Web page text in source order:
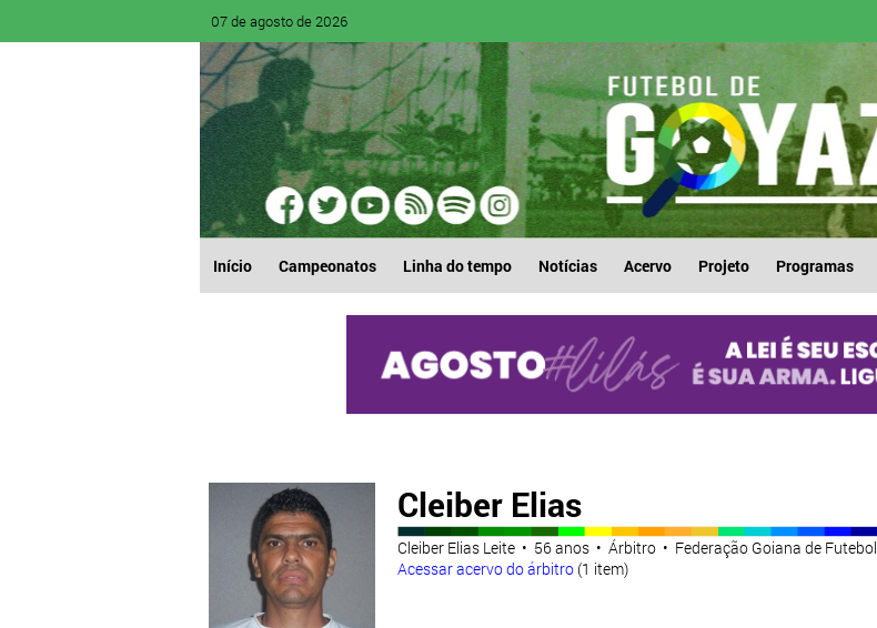
07 de agosto de 2026
Início Campeonatos Linha do tempo Notícias Acervo Projeto Programas
Cleiber Elias
Cleiber Elias Leite • 56 anos • Árbitro • Federação Goiana de Futebol
Acessar acervo do árbitro(1 item)